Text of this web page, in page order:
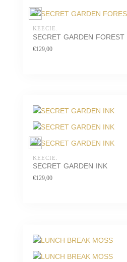
KEECIE.
SECRET GARDEN FOREST
€129,00
KEECIE.
SECRET GARDEN INK
€129,00